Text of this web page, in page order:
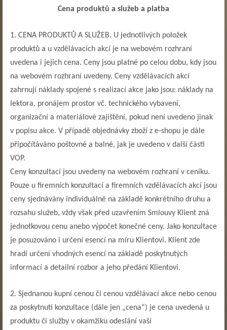
Cena produktů a služeb a platba
1. CENA PRODUKTŮ A SLUŽEB. U jednotlivých položek
produktů a u vzdělávacích akcí je na webovém rozhraní
uvedena i jejich cena. Ceny jsou platné po celou dobu, kdy jsou
na webovém rozhraní uvedeny. Ceny vzdělávacích akcí
zahrnují náklady spojené s realizací akce jako jsou: náklady na
lektora, pronájem prostor vč. technického vybavení,
organizační a materiálové zajištění, pokud není uvedeno jinak
v popisu akce. V případě objednávky zboží z e-shopu je dále
připočítáváno poštovné a balné, jak je uvedeno v další části
VOP.
Ceny konzultací jsou uvedeny na webovém rozhraní v ceníku.
Pouze u firemních konzultací a firemních vzdělávacích akcí jsou
ceny sjednávány individuálně na základě konkrétního druhu a
rozsahu služeb, vždy však před uzavřením Smlouvy Klient zná
jednotkovou cenu anebo výpočet konečné ceny. Jako konzultace
je posuzováno i určení esencí na míru Klientovi. Klient zde
hradí určení vhodných esencí na základě poskytnutých
informací a detailní rozbor a jeho předání Klientovi.
2. Sjednanou kupní cenou či cenou vzdělávací akce nebo cenou
za poskytnutí konzultace (dále jen „cena“) je cena uvedená u
produktu či služby v okamžiku odeslání vaší